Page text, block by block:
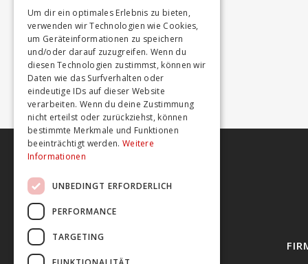
STANDORTE
Um dir ein optimales Erlebnis zu bieten,
verwenden wir Technologien wie Cookies,
um Geräteinformationen zu speichern
und/oder darauf zuzugreifen. Wenn du
diesen Technologien zustimmst, können wir
Daten wie das Surfverhalten oder
eindeutige IDs auf dieser Website
verarbeiten. Wenn du deine Zustimmung
nicht erteilst oder zurückziehst, können
bestimmte Merkmale und Funktionen
beeinträchtigt werden. Weitere
Informationen
UNBEDINGT ERFORDERLICH
PERFORMANCE
TARGETING